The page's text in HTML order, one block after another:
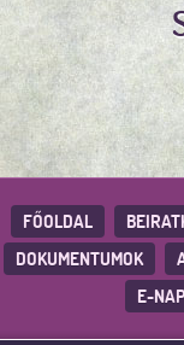
FŐOLDAL
DOKUMENTUMOK
E-